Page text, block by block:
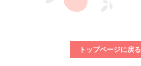
トップページに戻る